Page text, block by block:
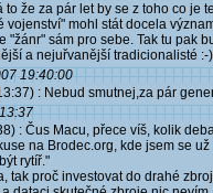
to že za pár let by se z toho co je
vojenství" mohl stát docela
"žánr" sám pro sebe. Tak tu pak
a nejuřvanější tradicionalisté :-)
19:40:00
: Nebud smutnej,za pár
: Čus Macu, přece víš, kolik
na Brodec.org, kde jsem se
rytíř."
tak proč investovat do drahé